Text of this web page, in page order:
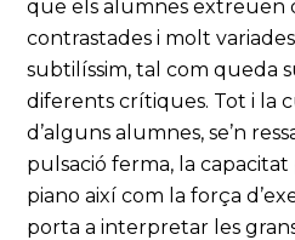
que els alumnes extreuen
contrastades i molt
subtilíssim, tal com queda
diferents crítiques. Tot i la
d’alguns alumnes, se’n
pulsació ferma, la
piano així com la força
porta a interpretar les